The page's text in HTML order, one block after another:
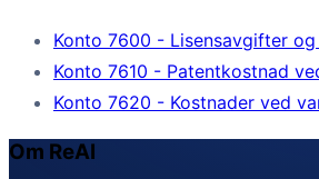
Konto 7600 - Lisensavgifter
Konto 7610 - Patentkostnad
Konto 7620 - Kostnader ved
Om ReAI